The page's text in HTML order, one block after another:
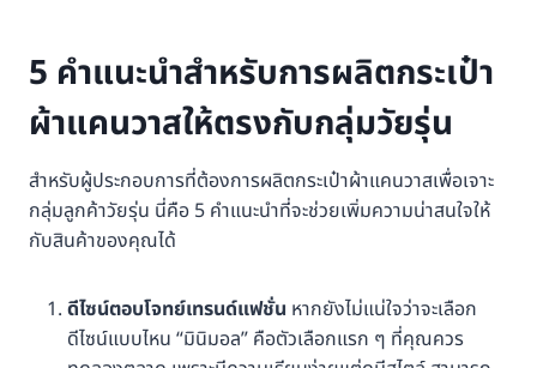
5 คำแนะนำสำหรับการผลิตกระเป๋า
ผ้าแคนวาสให้ตรงกับกลุ่มวัยรุ่น
สำหรับผู้ประกอบการที่ต้องการผลิตกระเป๋าผ้าแคนวาสเพื่อเจาะ
กลุ่มลูกค้าวัยรุ่น นี่คือ 5 คำแนะนำที่จะช่วยเพิ่มความน่าสนใจให้
กับสินค้าของคุณได้
ดีไซน์ตอบโจทย์เทรนด์แฟชั่น หากยังไม่แน่ใจว่าจะเลือก
ดีไซน์แบบไหน “มินิมอล” คือตัวเลือกแรก ๆ ที่คุณควร